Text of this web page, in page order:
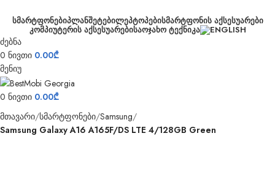
ᲡᲛᲐᲠᲢᲤᲝᲜᲔᲑᲘᲞᲚᲐᲜᲨᲔᲢᲔᲑᲘᲚᲔᲞᲢᲝᲞᲔᲑᲘᲡᲛᲐᲠᲢᲤᲝᲜᲘᲡ ᲐᲥᲡᲔᲡᲣᲐᲠᲔᲑᲘ
ᲙᲝᲛᲞᲘᲣᲢᲔᲠᲘᲡ ᲐᲥᲡᲔᲡᲣᲐᲠᲔᲑᲘᲡᲐᲝᲯᲐᲮᲝ ᲢᲔᲥᲜᲘᲙᲐ
ძებნა
0 ნივთი 0.00₾
მენიუ
0 ნივთი 0.00₾
მთავარი სმარტფონები Samsung
Samsung Galaxy A16 A165F/DS LTE 4/128GB Green